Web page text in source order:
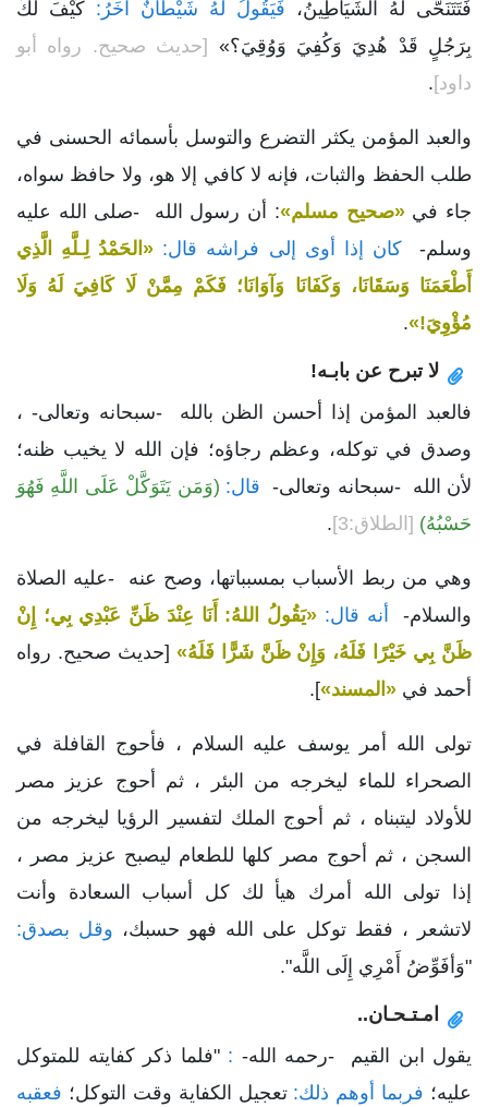
فَتَتَنَحَّى لَهُ الشَيَاطِينُ، فَيَقُولُ لَهُ شَيْطَانٌ آخَرُ: كَيْفَ لَكَ
بِرَجُلٍ قَدْ هُدِيَ وَكُفِيَ وَوُقِيَ؟»
[حديث صحيح. رواه أبو
داود] .
والعبد المؤمن يكثر التضرع والتوسل بأسمائه الحسنى في
طلب الحفظ والثبات، فإنه لا كافي إلا هو، ولا حافظ سواه،
جاء في«صحيح مسلم»: أن رسول الله -صلى الله عليه
وسلم-كان إذا أوى إلى فراشه قال: «الحَمْدُ لِـلَّهِ الَّذِي
أَطْعَمَنَا وَسَقَانَا، وَكَفَانَا وَآوَانَا؛ فَكَمْ مِمَّنْ لَا كَافِيَ لَهُ وَلَا
مُؤْوِيَ!».
لا تبرح عن بابـه!
فالعبد المؤمن إذا أحسن الظن بالله -سبحانه وتعالى- ،
وصدق في توكله، وعظم رجاؤه؛ فإن الله لا يخيب ظنه؛
لأن الله -سبحانه وتعالى-قال: (وَمَن يَتَوَكَّلْ عَلَى اللَّهِ فَهُوَ
حَسْبُهُ) [الطلاق:3] .
وهي من ربط الأسباب بمسبباتها، وصح عنه -عليه الصلاة
والسلام-أنه قال: «يَقُولُ اللهُ: أَنَا عِنْدَ ظَنِّ عَبْدِي بِي؛ إِنْ
ظَنَّ بِي خَيْرًا فَلَهُ، وَإِنْ ظَنَّ شَرًّا فَلَهُ» [حديث صحيح. رواه
أحمد في «المسند»].
تولى الله أمر يوسف عليه السلام ، فأحوج القافلة في
الصحراء للماء ليخرجه من البئر ، ثم أحوج عزيز مصر
للأولاد ليتبناه ، ثم أحوج الملك لتفسير الرؤيا ليخرجه من
السجن ، ثم أحوج مصر كلها للطعام ليصبح عزيز مصر ،
إذا تولى الله أمرك هيأ لك كل أسباب السعادة وأنت
لاتشعر ، فقط توكل على الله فهو حسبك، وقل بصدق:
"وَأفَوِّضُ أَمْرِي إِلَى اللَّه".
امـتـحـان..
يقول ابن القيم -رحمه الله- : "فلما ذكر كفايته للمتوكل
عليه؛ فربما أوهم ذلك: تعجيل الكفاية وقت التوكل؛ فعقبه